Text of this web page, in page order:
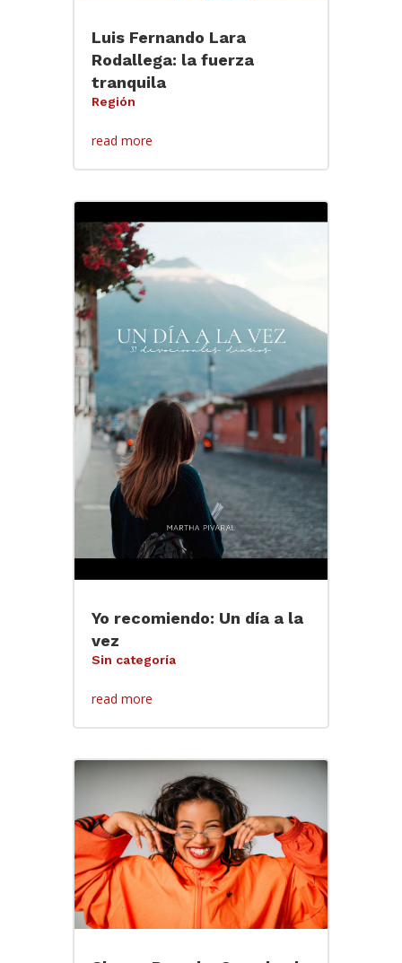
Luis Fernando Lara
Rodallega: la fuerza
tranquila
Región
read more
Yo recomiendo: Un día a la
vez
Sin categoría
read more